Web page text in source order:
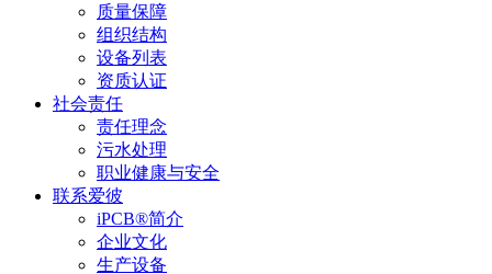
质量保障
组织结构
设备列表
资质认证
社会责任
责任理念
污水处理
职业健康与安全
联系爱彼
iPCB®简介
企业文化
生产设备